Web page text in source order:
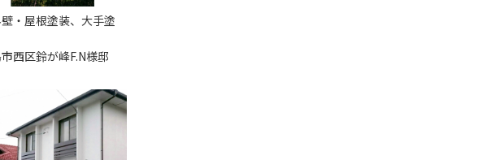
壁・屋根塗装、大手塗
西区鈴が峰F.N様邸